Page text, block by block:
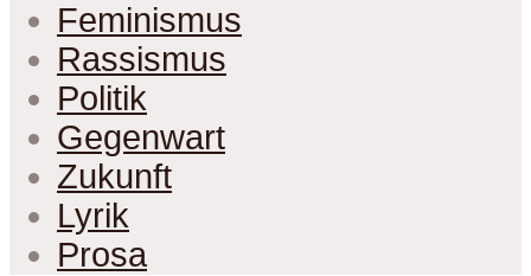
Feminismus
Rassismus
Politik
Gegenwart
Zukunft
Lyrik
Prosa